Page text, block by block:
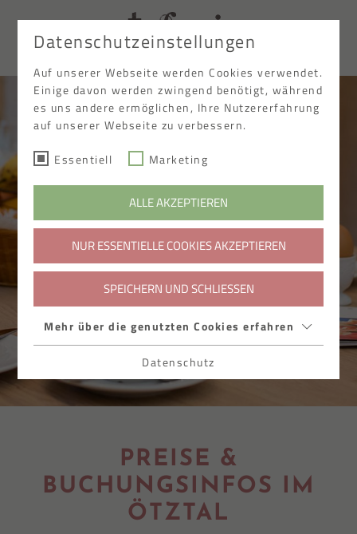
EN
PREISE &
BUCHUNGSINFOS IM
ÖTZTAL
Datenschutzeinstellungen
Auf unserer Webseite werden Cookies verwendet.
Einige davon werden zwingend benötigt, während
es uns andere ermöglichen, Ihre Nutzererfahrung
auf unserer Webseite zu verbessern.
Essentiell Marketing
ALLE AKZEPTIEREN
NUR ESSENTIELLE COOKIES AKZEPTIEREN
SPEICHERN UND SCHLIESSEN
Mehr über die genutzten Cookies erfahren
Datenschutz